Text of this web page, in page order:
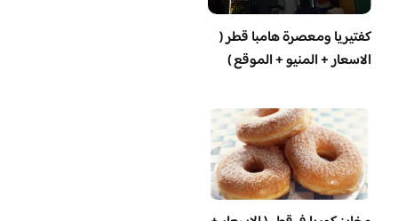
‏كفتيريا ومعصرة هامبا قطر (
الاسعار + المنيو + الموقع )